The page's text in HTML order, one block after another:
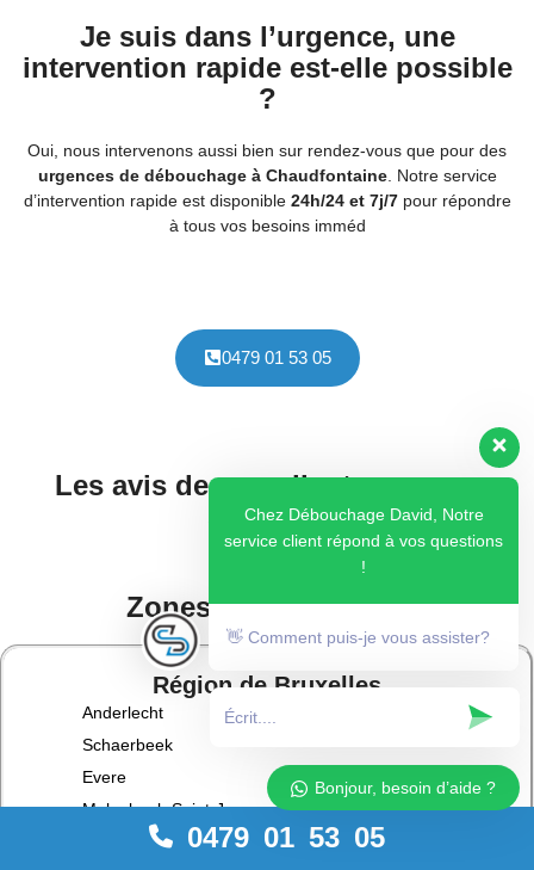
Je suis dans l’urgence, une
intervention rapide est-elle possible
?
Oui, nous intervenons aussi bien sur rendez-vous que pour des
urgences de débouchage à Chaudfontaine. Notre service
d’intervention rapide est disponible 24h/24 et 7j/7pour répondre
à tous vos besoins imméd
0479 01 53 05
Les avis de nos clients sur nos
services.
Zones d'intervention
Région de Bruxelles
Anderlecht
Schaerbeek
Evere
Molenbeek-Saint-Jean
0479 01 53 05
Chez Débouchage David, Notre
service client répond à vos questions
!
👋 Comment puis-je vous assister?
Bonjour, besoin d’aide ?